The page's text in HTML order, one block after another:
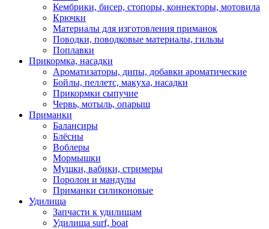
Кембрики, бисер, стопоры, коннекторы, мотовила
Крючки
Материалы для изготовления приманок
Поводки, поводковые материалы, гильзы
Поплавки
Прикормка, насадки
Ароматизаторы, дипы, добавки ароматические
Бойлы, пеллетс, макуха, насадки
Прикормки сыпучие
Червь, мотыль, опарыш
Приманки
Балансиры
Блёсны
Воблеры
Мормышки
Мушки, вабики, стримеры
Поролон и мандулы
Приманки силиконовые
Удилища
Запчасти к удилищам
Удилища surf, boat